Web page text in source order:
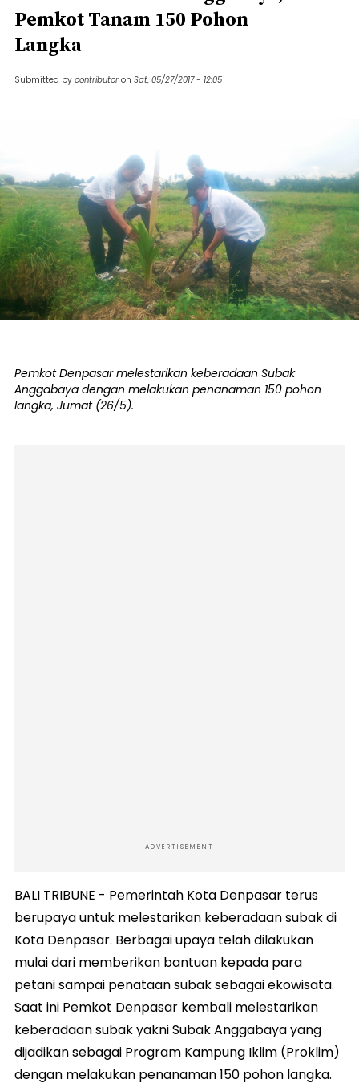
Pemkot Tanam 150 Pohon
Langka
Submitted by contributor on Sat, 05/27/2017 - 12:05
Pemkot Denpasar melestarikan keberadaan Subak
Anggabaya dengan melakukan penanaman 150 pohon
langka, Jumat (26/5).
ADVERTISEMENT
BALI TRIBUNE - Pemerintah Kota Denpasar terus
berupaya untuk melestarikan keberadaan subak di
Kota Denpasar. Berbagai upaya telah dilakukan
mulai dari memberikan bantuan kepada para
petani sampai penataan subak sebagai ekowisata.
Saat ini Pemkot Denpasar kembali melestarikan
keberadaan subak yakni Subak Anggabaya yang
dijadikan sebagai Program Kampung Iklim (Proklim)
dengan melakukan penanaman 150 pohon langka.